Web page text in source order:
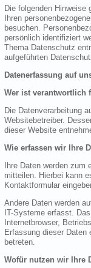
Die folgenden Hinweise
Ihren
besuchen.
persönlich identifiziert
Thema Datenschutz
aufgeführten
Datenerfassung auf
Wer ist verantwortlich
Die Datenverarbeitung
Websitebetreiber.
dieser Website
Wie erfassen wir Ihre
Ihre Daten werden zum
mitteilen. Hierbei kann
Kontaktformular
Andere Daten werden
IT-Systeme erfasst.
Internetbrowser,
Erfassung dieser Daten
betreten.
Wofür nutzen wir Ihre